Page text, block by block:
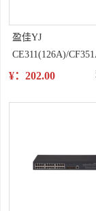
盈佳YJ
CE311(126A)/
兰粉(带芯片) 适用
CP1025/M175a/
¥：202.00